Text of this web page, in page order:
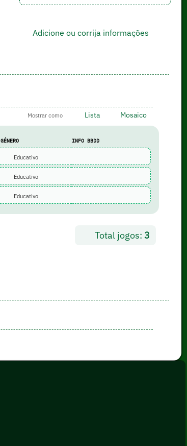
Adicione ou corrija informações
Mostrar como Lista Mosaico
GÉNERO INFO BBDD
Educativo
Educativo
Educativo
Total jogos: 3